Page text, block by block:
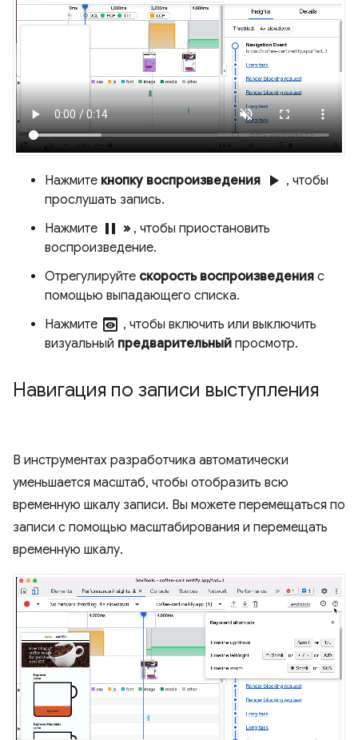
Нажмите кнопку воспроизведения play_arrow , чтобы
прослушать запись.
Нажмите pause » , чтобы приостановить
воспроизведение.
Отрегулируйте скорость воспроизведения с
помощью выпадающего списка.
Нажмите preview , чтобы включить или выключить
визуальный предварительный просмотр.
Навигация по записи выступления
В инструментах разработчика автоматически
уменьшается масштаб, чтобы отобразить всю
временную шкалу записи. Вы можете перемещаться по
записи с помощью масштабирования и перемещать
временную шкалу.